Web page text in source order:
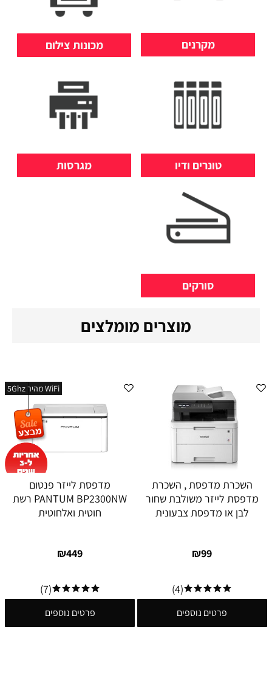
מקרנים מכונות צילום
טונרים ודיו מגרסות
סורקים
מוצרים מומלצים
השכרת מדפסת , השכרת
מדפסת לייזר משולבת שחור
לבן או מדפסת צבעונית
₪99
(4)
פרטים נוספים
WiFi מהיר 5Ghz
מדפסת לייזר פנטום
PANTUM BP2300NW רשת
חוטית ואלחוטית
₪449
(7)
פרטים נוספים